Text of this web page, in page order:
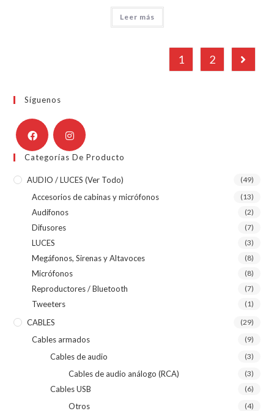
Leer más
1 2
Síguenos
Categorías De Producto
AUDIO / LUCES (ver Todo) (49)
Accesorios de cabinas y micrófonos (13)
Audífonos (2)
Difusores (7)
LUCES (3)
Megáfonos, Sirenas y Altavoces (8)
Micrófonos (8)
Reproductores / Bluetooth (7)
Tweeters (1)
CABLES (29)
Cables armados (9)
Cables de audio (3)
Cables de audio análogo (RCA) (3)
Cables USB (6)
Otros (4)